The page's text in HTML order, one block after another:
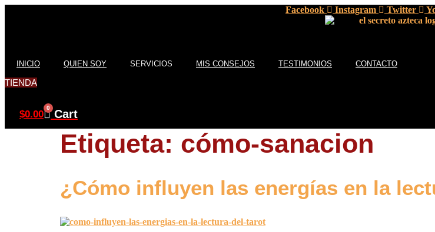
Facebook Instagram Twitter
INICIO QUIEN SOY SERVICIOS MIS CONSEJOS TESTIMONIOS CONTACTO
TIENDA
$0.00
0 Cart
Etiqueta: cómo-sanacion
¿Cómo influyen las energías en la